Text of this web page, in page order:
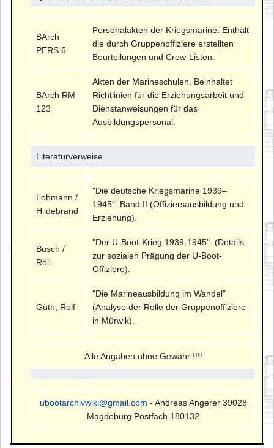
BArch
PERS 6
Personalakten der Kriegsmarine. Enthält
die durch Gruppenoffiziere erstellten
Beurteilungen und Crew-Listen.
BArch RM
123
Akten der Marineschulen. Beinhaltet
Richtlinien für die Erziehungsarbeit und
Dienstanweisungen für das
Ausbildungspersonal.
Literaturverweise
Lohmann /
Hildebrand
"Die deutsche Kriegsmarine 1939–
1945". Band II (Offiziersausbildung und
Erziehung).
Busch /
Röll
"Der U-Boot-Krieg 1939-1945". (Details
zur sozialen Prägung der U-Boot-
Offiziere).
Güth, Rolf
"Die Marineausbildung im Wandel"
(Analyse der Rolle der Gruppenoffiziere
in Mürwik).
Alle Angaben ohne Gewähr !!!!
ubootarchivwiki@gmail.com - Andreas Angerer 39028
Magdeburg Postfach 180132